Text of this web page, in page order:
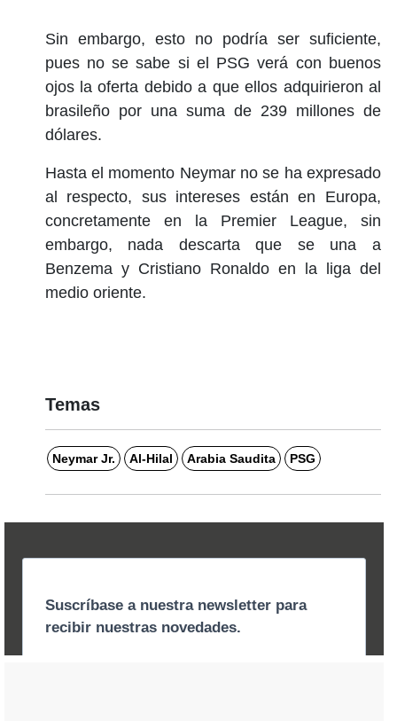
Sin embargo, esto no podría ser suficiente,
pues no se sabe si el PSG verá con buenos
ojos la oferta debido a que ellos adquirieron al
brasileño por una suma de 239 millones de
dólares.
Hasta el momento Neymar no se ha expresado
al respecto, sus intereses están en Europa,
concretamente en la Premier League, sin
embargo, nada descarta que se una a
Benzema y Cristiano Ronaldo en la liga del
medio oriente.
Temas
Neymar Jr. Al-Hilal Arabia Saudita PSG